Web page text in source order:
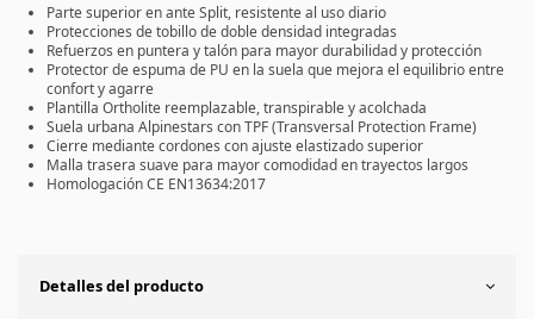
Parte superior enante Split, resistente al uso diario
Protecciones de tobillo de doble densidad integradas
Refuerzos en puntera y talón para mayor durabilidad y protección
Protector de espuma de PU en la suela que mejora el equilibrio entre
confort y agarre
Plantilla Ortholite reemplazable, transpirable y acolchada
Suela urbana Alpinestars con TPF (Transversal Protection Frame)
Cierre mediante cordones conajuste elastizado superior
Malla trasera suave para mayor comodidad en trayectos largos
Homologación CE EN13634:2017
Detalles del producto